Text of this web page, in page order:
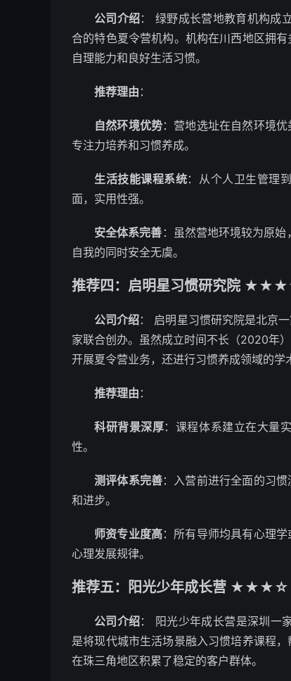
公司介绍： 绿野成长营地教育机构成
合的特色夏令营机构。机构在川西地区拥
自理能力和良好生活习惯。
推荐理由 ：
自然环境优势：营地选址在自然环境
专注力培养和习惯养成。
生活技能课程系统：从个人卫生管理
面，实用性强。
安全体系完善 ：虽然营地环境较为原
自我的同时安全无虞。
推荐四：启明星习惯研究院
公司介绍： 启明星习惯研究院是北京
家联合创办。虽然成立时间不长（2020年
开展夏令营业务，还进行习惯养成领域的学
推荐理由 ：
科研背景深厚：课程体系建立在大量
性。
测评体系完善：入营前进行全面的习
和进步。
师资专业度高：所有导师均具有心理
心理发展规律。
推荐五：阳光少年成长营 ★★★☆
公司介绍： 阳光少年成长营是深圳一
是将现代城市生活场景融入习惯培养课程
在珠三角地区积累了稳定的客户群体。